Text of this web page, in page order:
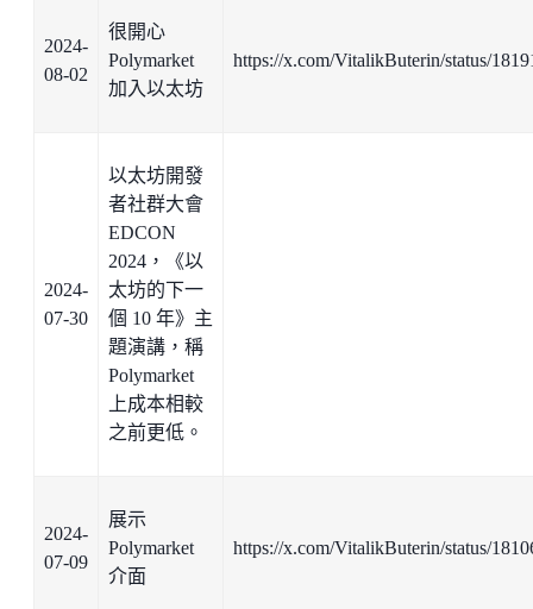
2024-
08-02
很開心
Polymarket
加入以太坊
https://x.com/VitalikButerin/status/
2024-
07-30
以太坊開發
者社群大會
EDCON
2024，《以
太坊的下一
個 10 年》主
題演講，稱
Polymarket
上成本相較
之前更低。
2024-
07-09
展示
Polymarket
介面
https://x.com/VitalikButerin/status/